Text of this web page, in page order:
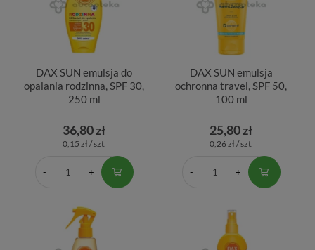
DAX SUN emulsja do
opalania rodzinna, SPF 30,
250 ml
36,80 zł
0,15 zł / szt.
DAX SUN emulsja
ochronna travel, SPF 50,
100 ml
25,80 zł
0,26 zł / szt.